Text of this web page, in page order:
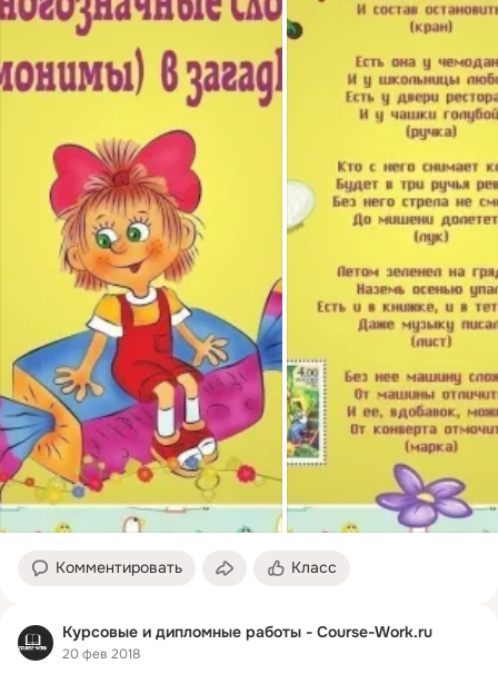
Комментировать Класс
Курсовые и дипломные работы - Course-Work.ru
20 фев 2018